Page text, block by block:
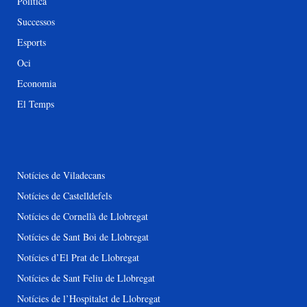
Successos
Esports
Oci
Economia
El Temps
Notícies de Viladecans
Notícies de Castelldefels
Notícies de Cornellà de Llobregat
Notícies de Sant Boi de Llobregat
Notícies d’El Prat de Llobregat
Notícies de Sant Feliu de Llobregat
Notícies de l’Hospitalet de Llobregat